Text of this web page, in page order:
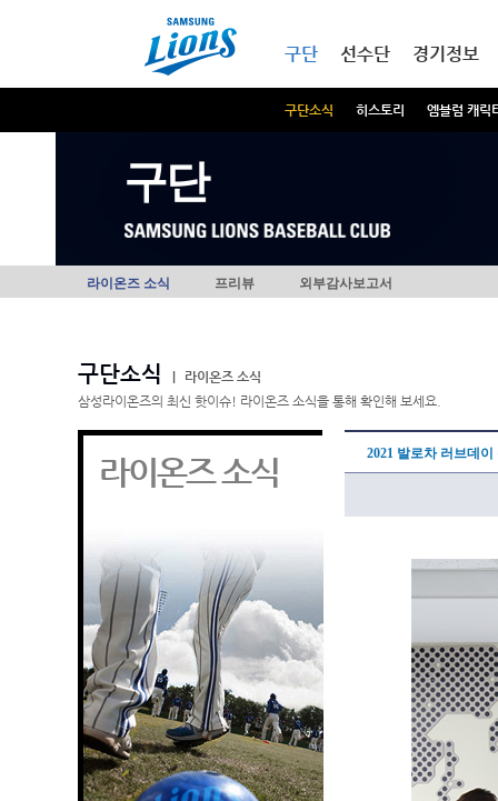
구단
구단소식 히스토리 엠블럼 캐릭
선수단 경기정보
구단
라이온즈 소식 프리뷰 외부감사보고서
구단소식
라이온즈 소식
삼성라이온즈의 최신 핫이슈! 라이온즈 소식을 통해 확인해 보세요.
라이온즈 소식 2021 발로차 러브데